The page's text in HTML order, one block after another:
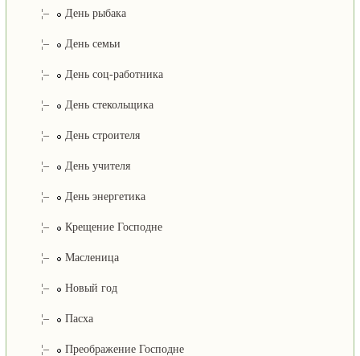
¦– День рыбака
¦– День семьи
¦– День соц-работника
¦– День стекольщика
¦– День строителя
¦– День учителя
¦– День энергетика
¦– Крещение Господне
¦– Масленица
¦– Новый год
¦– Пасха
¦– Преображение Господне